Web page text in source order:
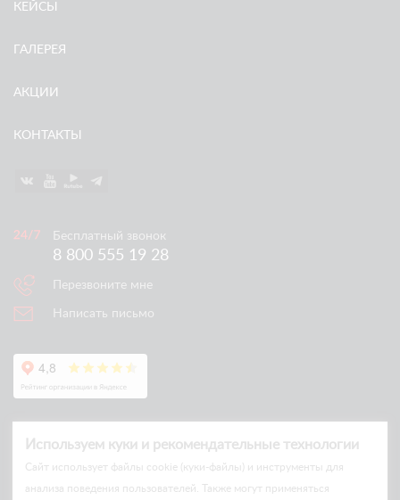
КЕЙСЫ
ГАЛЕРЕЯ
АКЦИИ
КОНТАКТЫ
Бесплатный звонок
8 800 555 19 28
Перезвоните мне
Написать письмо
Используем куки и рекомендательные технологии
Cайт использует файлы cookie (куки-файлы) и инструменты для
анализа поведения пользователей. Также могут применяться